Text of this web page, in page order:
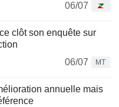
06/07
clôt son enquête sur
06/07
MT
annuelle mais